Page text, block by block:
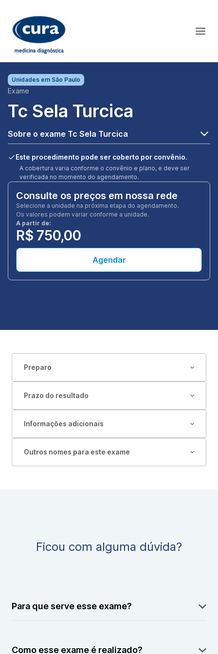
Unidades em São Paulo
Exame
Tc Sela Turcica
Sobre o exame Tc Sela Turcica
Este procedimento pode ser coberto por convênio.
A cobertura varia conforme o convênio e plano, e deve ser
verificada no momento do agendamento.
Consulte os preços em nossa rede
Selecione a unidade na próxima etapa do agendamento.
Os valores podem variar conforme a unidade.
A partir de:
R$ 750,00
Agendar
Preparo
Prazo do resultado
Informações adicionais
Outros nomes para este exame
Ficou com alguma dúvida?
Para que serve esse exame?
óssea onde fica localizada a hipófise.
Como esse exame é realizado?